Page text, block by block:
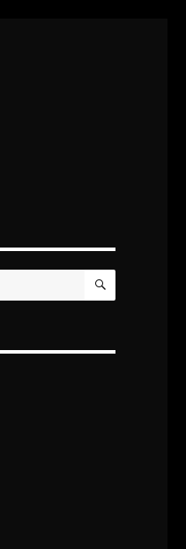
検